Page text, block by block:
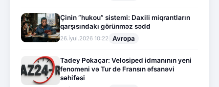
Çinin “hukou” sistemi: Daxili miqrantların
qarşısındakı görünməz sədd
26.İyul.2026 10:22 Avropa
Tadey Pokaçar: Velosiped idmanının yeni
fenomeni və Tur de Fransın əfsanəvi
səhifəsi